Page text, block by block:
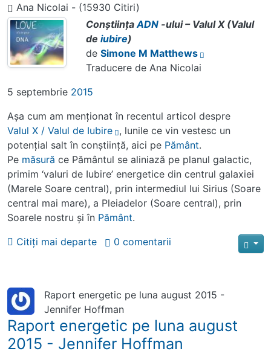
Ana Nicolai - (15930 Citiri)
ConștiințaADN -ului – Valul X (Valul
deiubire)
deSimone M Matthews
Traducere de Ana Nicolai
5 septembrie 2015
Așa cum am menționat în recentul articol despre
Valul X / Valul de Iubire , lunile ce vin vestesc un
potențial salt în conștiință, aici pe Pământ.
Pe măsură ce Pământul se aliniază pe planul galactic,
primim ‘valuri de Iubire’ energetice din centrul galaxiei
(Marele Soare central), prin intermediul lui Sirius (Soare
central mai mare), a Pleiadelor (Soare central), prin
Soarele nostru și în Pământ.
Citiți mai departe
0 comentarii
Raport energetic pe luna august 2015 -
Jennifer Hoffman
Raport energetic pe luna august
2015 - Jennifer Hoffman